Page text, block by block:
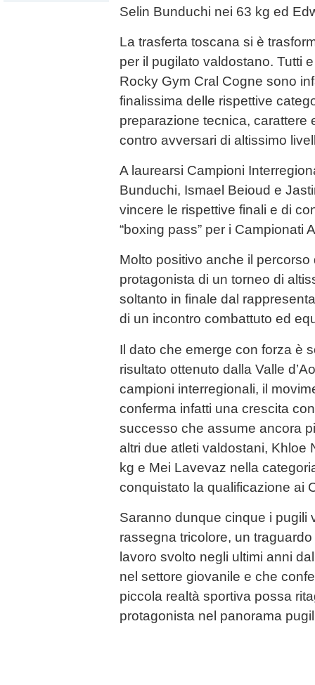
Selin Bunduchi nei 63 kg ed
La trasferta toscana si è
per il pugilato valdostano. Tutti
Rocky Gym Cral Cogne sono
finalissima delle rispettive
preparazione tecnica, carattere
contro avversari di altissimo
A laurearsi Campioni
Bunduchi, Ismael Beioud e
vincere le rispettive finali e di
“boxing pass” per i Campionati
Molto positivo anche il
protagonista di un torneo di
soltanto in finale dal
di un incontro combattuto ed
Il dato che emerge con forza è
risultato ottenuto dalla Valle
campioni interregionali, il
conferma infatti una crescita
successo che assume ancora
altri due atleti valdostani, Khloe
kg e Mei Lavevaz nella
conquistato la qualificazione ai
Saranno dunque cinque i pugili
rassegna tricolore, un
lavoro svolto negli ultimi anni
nel settore giovanile e che
piccola realtà sportiva possa
protagonista nel panorama